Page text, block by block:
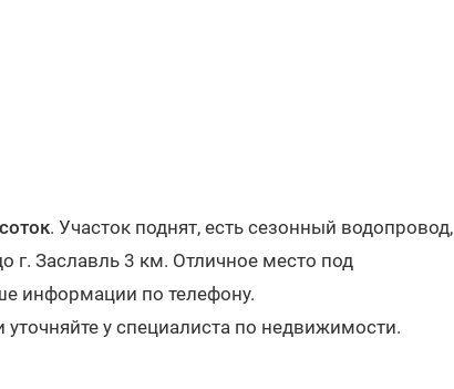
. Участок поднят, есть сезонный водопровод,
г. Заславль 3 км. Отличное место под
информации по телефону.
у специалиста по недвижимости.